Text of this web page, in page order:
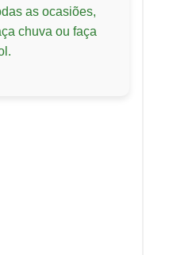
as ocasiões,
chuva ou faça